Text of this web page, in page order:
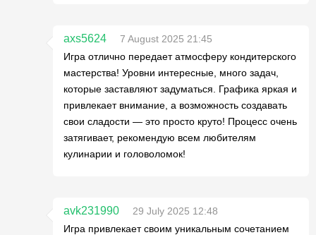
axs5624
7 August 2025 21:45
Игра отлично передает атмосферу кондитерского
мастерства! Уровни интересные, много задач,
которые заставляют задуматься. Графика яркая и
привлекает внимание, а возможность создавать
свои сладости — это просто круто! Процесс очень
затягивает, рекомендую всем любителям
кулинарии и головоломок!
avk231990
29 July 2025 12:48
Игра привлекает своим уникальным сочетанием